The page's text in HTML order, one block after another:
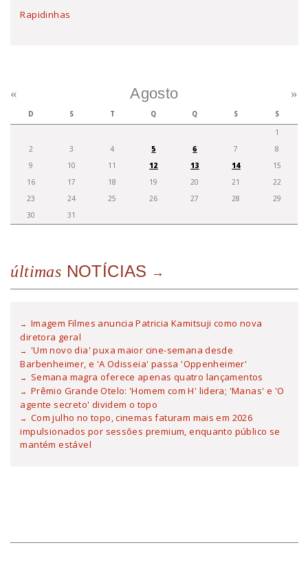
Rapidinhas
Agosto
« »
D S T Q Q S
S
1
2
3 4 5 6 7
8
9
10 11 12 13 14
15
16
17 18 19 20 21
22
23
24 25 26 27 28
29
30
31
últimas NOTÍCIAS
Imagem Filmes anuncia Patricia Kamitsuji como nova
diretora geral
'Um novo dia' puxa maior cine-semana desde
Barbenheimer, e 'A Odisseia' passa 'Oppenheimer'
Semana magra oferece apenas quatro lançamentos
Prêmio Grande Otelo: 'Homem com H' lidera; 'Manas' e 'O
agente secreto' dividem o topo
Com julho no topo, cinemas faturam mais em 2026
impulsionados por sessões premium, enquanto público se
mantém estável